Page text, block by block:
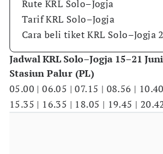
Rute KRL Solo–Jogja
Tarif KRL Solo–Jogja
Cara beli tiket KRL Solo–Jogja
Jadwal KRL Solo–Jogja 15–21
Stasiun Palur (PL)
05.00 | 06.05 | 07.15 | 08.56 |
15.35 | 16.35 | 18.05 | 19.45 |